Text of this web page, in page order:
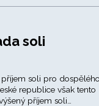
soli
soli pro
republice však tento
příjem soli…